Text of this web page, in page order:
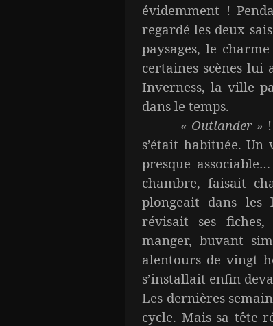
évidemment !
regardé les deux
paysages, le
certaines scènes
Inverness, la ville
dans le temps.
« Outlander »
s’était habituée.
presque
chambre, faisait
plongeait dans les
révisait ses
manger, buvant
alentours de vingt
s’installait enfin
Les dernières
cycle. Mais sa tête